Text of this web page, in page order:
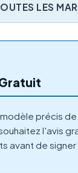
LES
précis
l'avis
avant de